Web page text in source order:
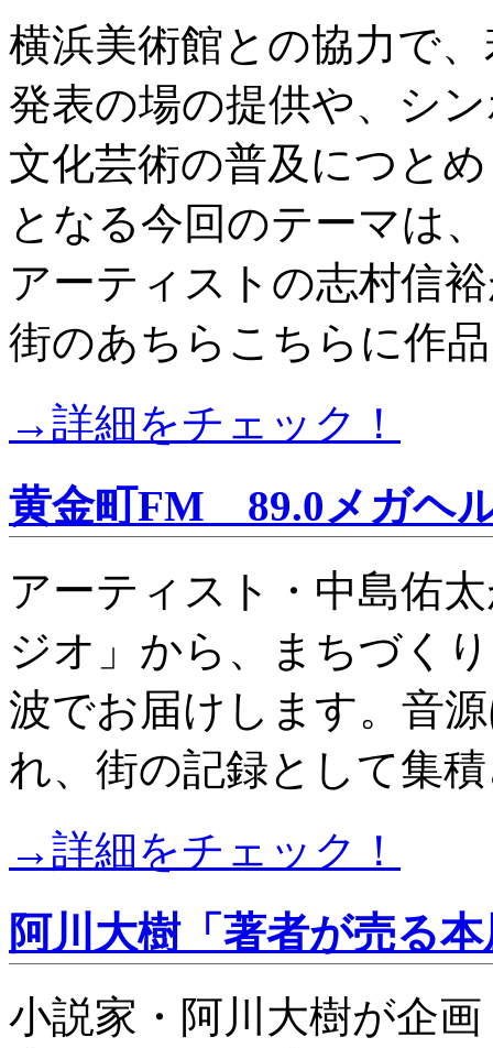
横浜美術館との協力で
発表の場の提供や、シ
文化芸術の普及につと
となる今回のテーマは
アーティストの志村信
街のあちらこちらに作
→詳細をチェック！
黄金町FM 89.0メガヘ
アーティスト・中島佑
ジオ」から、まちづく
波でお届けします。音
れ、街の記録として集
→詳細をチェック！
阿川大樹「著者が売る
小説家・阿川大樹が企